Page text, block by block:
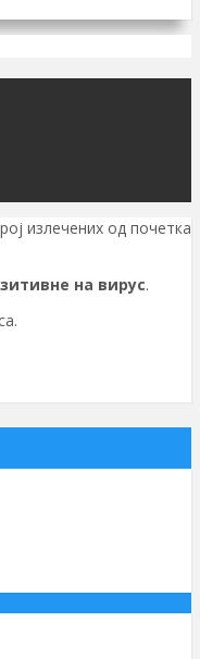
излечених од почетка
на вирус.